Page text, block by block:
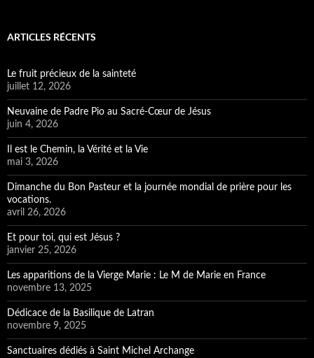
ARTICLES RÉCENTS
Le fruit précieux de la sainteté
juillet 12, 2026
Neuvaine de Padre Pio au Sacré-Cœur de Jésus
juin 4, 2026
Il est le Chemin, la Vérité et la Vie
mai 3, 2026
Dimanche du Bon Pasteur et la journée mondial de prière pour les
vocations.
avril 26, 2026
Et pour toi, qui est Jésus ?
janvier 25, 2026
Les apparitions de la Vierge Marie : Le M de Marie en France
novembre 13, 2025
Dédicace de la Basilique de Latran
novembre 9, 2025
Sanctuaires dédiés à Saint Michel Archange